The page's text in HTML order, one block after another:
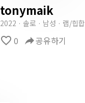
tonymaik
2022 · 솔로 · 남성 · 랩/힙합
favorite_border 0 reply공유하기